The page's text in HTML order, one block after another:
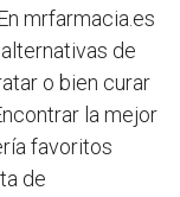
mrfarmacia.es
de
o bien curar
la mejor
favoritos
de